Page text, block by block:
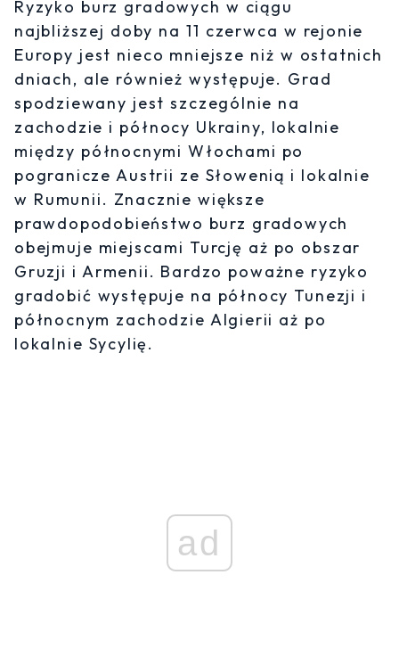
Ryzyko burz gradowych w ciągu
najbliższej doby na 11 czerwca w rejonie
Europy jest nieco mniejsze niż w ostatnich
dniach, ale również występuje. Grad
spodziewany jest szczególnie na
zachodzie i północy Ukrainy, lokalnie
między północnymi Włochami po
pogranicze Austrii ze Słowenią i lokalnie
w Rumunii. Znacznie większe
prawdopodobieństwo burz gradowych
obejmuje miejscami Turcję aż po obszar
Gruzji i Armenii. Bardzo poważne ryzyko
gradobić występuje na północy Tunezji i
północnym zachodzie Algierii aż po
lokalnie Sycylię.
ad